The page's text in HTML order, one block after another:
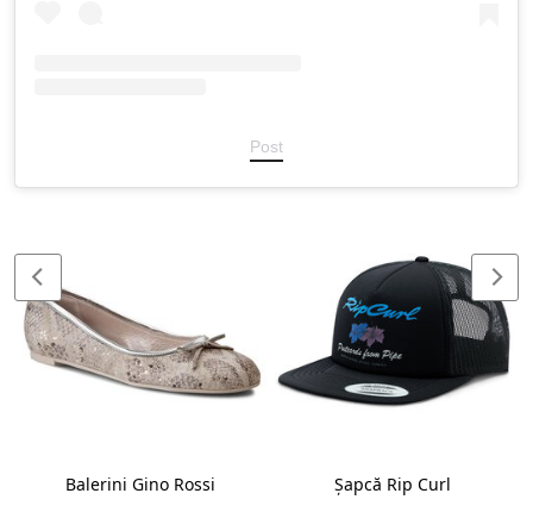
Post
Balerini Gino Rossi Șapcă Rip Curl